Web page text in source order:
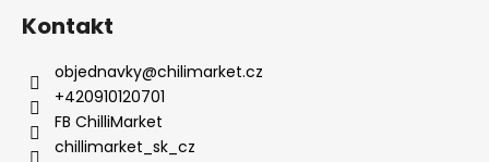
Kontakt
objednavky@chilimarket.cz
+420910120701
FB ChilliMarket
chillimarket_sk_cz